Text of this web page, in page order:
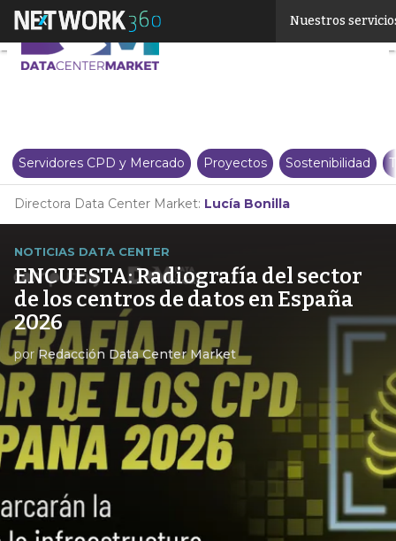
Nuestros
Servidores CPD y Mercado Proyectos Sostenibilidad
Directora Data Center Market: Lucía Bonilla
NOTICIAS DATA CENTER
ENCUESTA: Radiografía del sector
de los centros de datos en España
2026
porRedacción Data Center Market